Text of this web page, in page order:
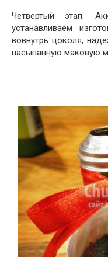
Четвертый этап.
устанавливаем
вовнутрь цоколя,
насыпанную маковую